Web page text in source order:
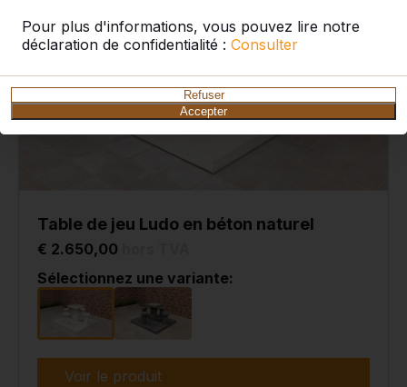
Pour plus d'informations, vous pouvez lire notre
déclaration de confidentialité : Consulter
Refuser
Accepter
Table de jeu Ludo en béton naturel
€ 2.650,00
Sélectionnez une variante:
Voir le produit